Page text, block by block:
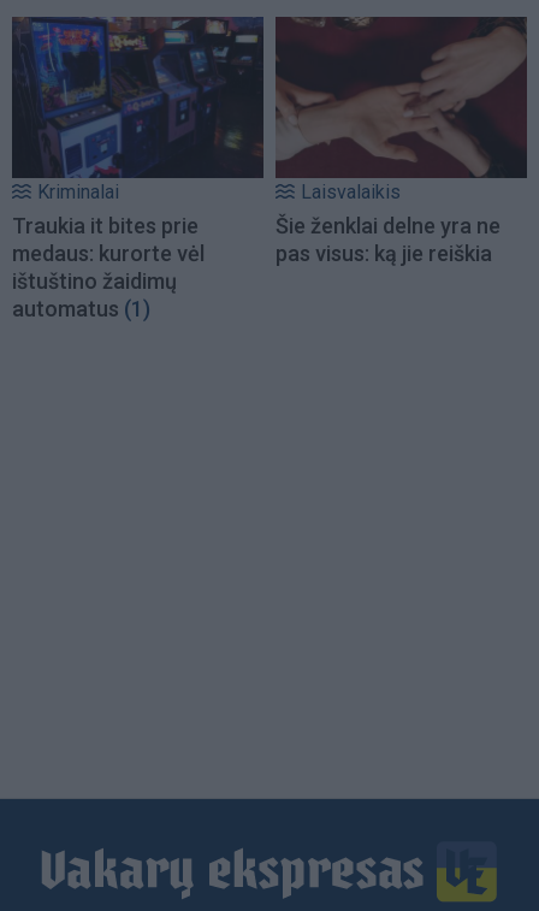
Kriminalai
Traukia it bites prie
medaus: kurorte vėl
ištuštino žaidimų
automatus (1)
Laisvalaikis
Šie ženklai delne yra ne
pas visus: ką jie reiškia